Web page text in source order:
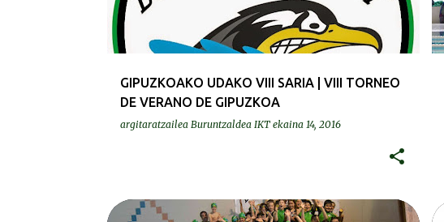
GIPUZKOAKO UDAKO VIII SARIA | VIII TORNEO
DE VERANO DE GIPUZKOA
argitaratzailea Buruntzaldea IKT ekaina 14, 2016